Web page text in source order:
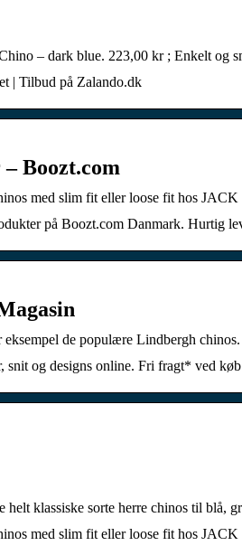
– dark blue. 223,00 kr ; Enkelt og
| Tilbud på Zalando.dk
Boozt.com
med slim fit eller loose fit hos
på Boozt.com Danmark. Hurtig
de populære Lindbergh
snit og designs online. Fri fragt* ved
klassiske sorte herre chinos til blå,
med slim fit eller loose fit hos